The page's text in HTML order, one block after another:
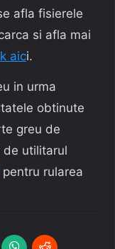
afla fisierele
si afla mai
aici.
in urma
obtinute
greu de
utilitarul
pentru rularea